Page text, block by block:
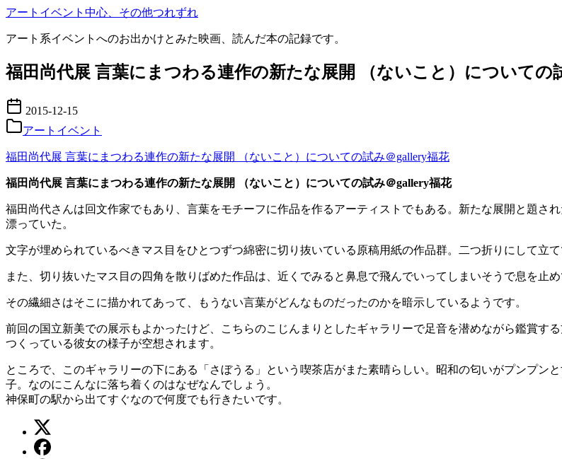
コ
テ
ツ
移
動
アートイベント中心、その他つれずれ
アート系イベントへのお出かけとみた映画、読んだ本の記録です。
福田尚代展 言葉にまつわる連作の新たな展開 （ないこと）についての
2015-12-15
アートイベント
福田尚代展 言葉にまつわる連作の新たな展開 （ないこと）についての試み＠gallery福花
福田尚代展 言葉にまつわる連作の新たな展開 （ないこと）についての試み＠gallery福花
福田尚代さんは回文作家でもあり、言葉をモチーフに作品を作るアーティストでもある。新たな展開と題さ
漂っていた。
文字が埋められているべきマス目をひとつずつ綿密に切り抜いている原稿用紙の作品群。二つ折りにして立
また、切り抜いたマス目の四角を散りばめた作品は、近くでみると鼻息で飛んでいってしまいそうで息を止め
その繊細さはそこに描かれてあって、もうない言葉がどんなものだったのかを暗示しているようです。
前回の国立新美での展示もよかったけど、こちらのこじんまりとしたギャラリーで足音を潜めながら鑑賞す
つくっている彼女の様子が空想されます。
ところで、このギャラリーの下にある「さぼうる」という喫茶店がまた素晴らしい。昭和の匂いがプンプン
子。なのにこんなに落ち着くのはなぜなんでしょう。
神保町の駅から出てすぐなので何度でも行きたいです。